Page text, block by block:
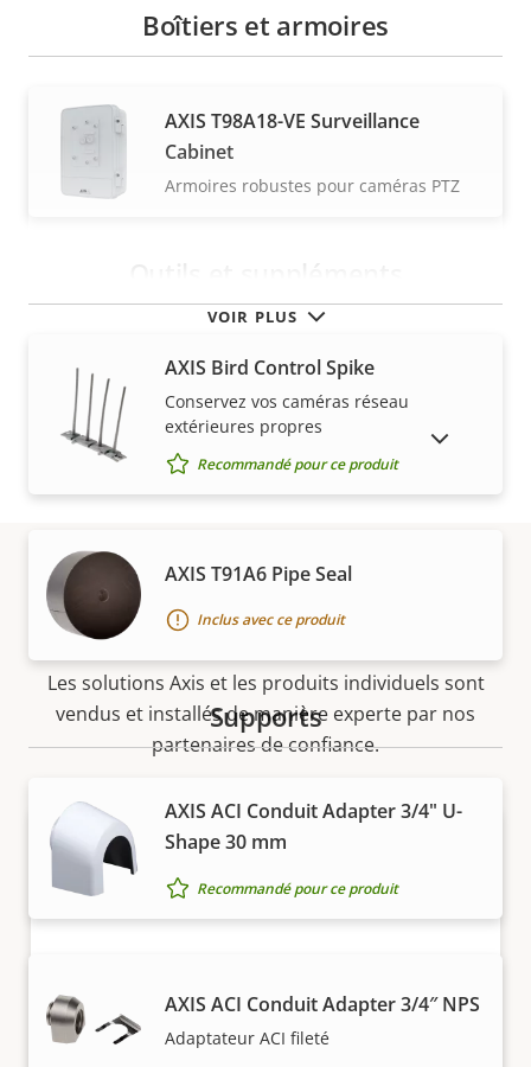
VOIR PLUS
Boîtiers et armoires
AXIS T98A18-VE Surveillance
Cabinet
Armoires robustes pour caméras PTZ
AXIS Bird Control Spike
Conservez vos caméras réseau
extérieures propres
Recommandé pour ce produit
AXIS T91A6 Pipe Seal
Inclus avec ce produit
Supports
AXIS ACI Conduit Adapter 3/4" U-
Shape 30 mm
Recommandé pour ce produit
AXIS ACI Conduit Adapter 3/4″ NPS
Adaptateur ACI fileté
AFFICHER LES PRODUITS ABANDONNÉS
Acheter
Les solutions Axis et les produits individuels sont
vendus et installés de manière experte par nos
partenaires de confiance.
Vous voulez acheter des produits